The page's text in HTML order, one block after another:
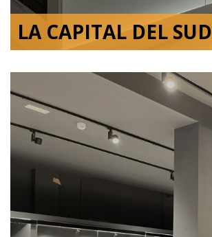
LA CAPITAL DEL SUD